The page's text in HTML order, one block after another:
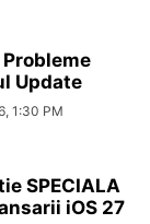
Update
1:30 PM
SPECIALA
iOS 27